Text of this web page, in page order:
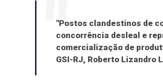
"Postos clandestinos de
concorrência desleal e
comercialização de
GSI-RJ, Roberto Lizandro